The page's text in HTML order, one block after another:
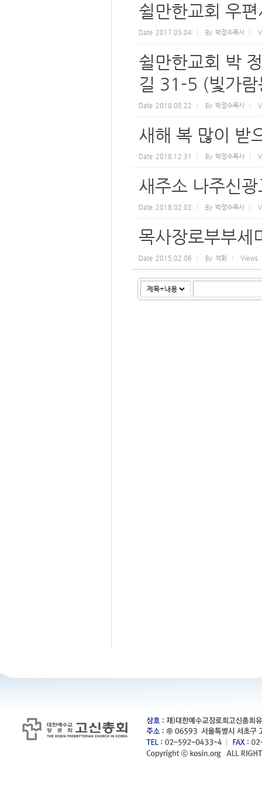
쉴만한교회 우
Date 2017.05.04 By 박정수목사
쉴만한교회 박
길 31-5 (빛가
Date 2018.08.22 By 박정수목사
새해 복 많이 받
Date 2018.12.31 By 박정수목사
새주소 나주신광
Date 2018.02.02 By 박정수목사
목사장로부부세
Date 2015.02.06 By 석화 Views